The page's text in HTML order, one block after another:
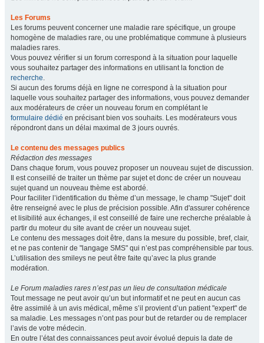
Les Forums
Les forums peuvent concerner une maladie rare spécifique, un groupe
homogène de maladies rare, ou une problématique commune à plusieurs
maladies rares.
Vous pouvez vérifier si un forum correspond à la situation pour laquelle
vous souhaitez partager des informations en utilisant la fonction de
recherche.
Si aucun des forums déjà en ligne ne correspond à la situation pour
laquelle vous souhaitez partager des informations, vous pouvez demander
aux modérateurs de créer un nouveau forum en complétant le
formulaire dédié en précisant bien vos souhaits. Les modérateurs vous
répondront dans un délai maximal de 3 jours ouvrés.
Le contenu des messages publics
Rédaction des messages
Dans chaque forum, vous pouvez proposer un nouveau sujet de discussion.
Il est conseillé de traiter un thème par sujet et donc de créer un nouveau
sujet quand un nouveau thème est abordé.
Pour faciliter l’identification du thème d’un message, le champ "Sujet" doit
être renseigné avec le plus de précision possible. Afin d'assurer cohérence
et lisibilité aux échanges, il est conseillé de faire une recherche préalable à
partir du moteur du site avant de créer un nouveau sujet.
Le contenu des messages doit être, dans la mesure du possible, bref, clair,
et ne pas contenir de "langage SMS" qui n’est pas compréhensible par tous.
L’utilisation des smileys ne peut être faite qu’avec la plus grande
modération.
Le Forum maladies rares n’est pas un lieu de consultation médicale
Tout message ne peut avoir qu’un but informatif et ne peut en aucun cas
être assimilé à un avis médical, même s’il provient d’un patient "expert" de
sa maladie. Les messages n’ont pas pour but de retarder ou de remplacer
l’avis de votre médecin.
En outre l’état des connaissances peut avoir évolué depuis la date de